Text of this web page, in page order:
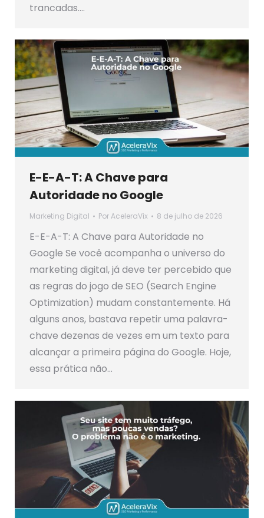
trancadas.…
E-E-A-T: A Chave para
Autoridade no Google
Marketing Digital PorAceleraVix 8 de julho de 2026
E-E-A-T: A Chave para Autoridade no
Google Se você acompanha o universo do
marketing digital, já deve ter percebido que
as regras do jogo de SEO (Search Engine
Optimization) mudam constantemente. Há
alguns anos, bastava repetir uma palavra-
chave dezenas de vezes em um texto para
alcançar a primeira página do Google. Hoje,
essa prática não…